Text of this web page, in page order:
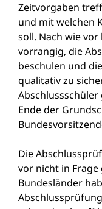
Zeitvorgaben
und mit welchen
soll. Nach wie
vorrangig, die
beschulen und
qualitativ zu
Abschlussschüler
Ende der
Die
vor nicht in
Bundesländer